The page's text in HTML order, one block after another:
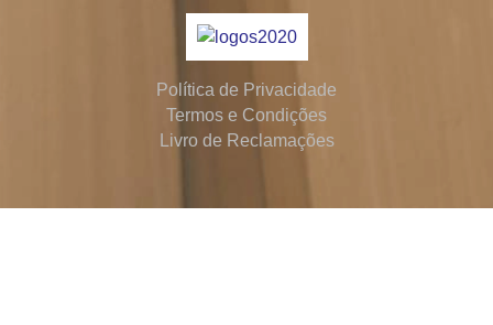
Política de Privacidade
Termos e Condições
Livro de Reclamações